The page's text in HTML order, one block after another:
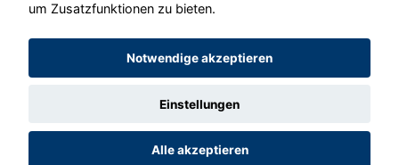
© konjunkturmotor.de GmbH 2020 - 2026
um Zusatzfunktionen zu bieten.
Notwendige akzeptieren
Einstellungen
Alle akzeptieren